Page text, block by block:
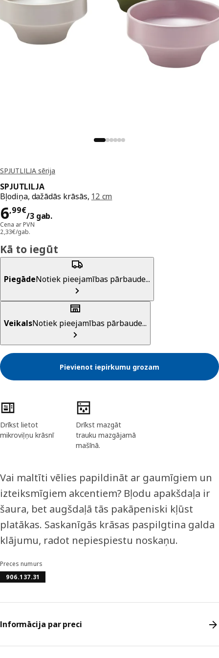
SPJUTLILJA sērija
SPJUTLILJA
Bļodiņa, dažādās krāsās, 12 cm
6,99€
/3 gab.
Cena 6,99€/3 gab.
Cena ar PVN
2,33€/gab.
Kā to iegūt
PiegādeNotiek pieejamības pārbaude...
VeikalsNotiek pieejamības pārbaude...
Pievienot iepirkumu grozam
Preces īpašības
Drīkst lietot
mikroviļņu krāsnī
Drīkst mazgāt
trauku mazgājamā
mašīnā.
Vai maltīti vēlies papildināt ar gaumīgiem un
izteiksmīgiem akcentiem? Bļodu apakšdaļa ir
šaura, bet augšdaļā tās pakāpeniski kļūst
platākas. Saskanīgās krāsas paspilgtina galda
klājumu, radot nepiespiestu noskaņu.
Preces numurs
906.137.31
Informācija par preci